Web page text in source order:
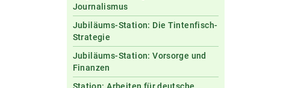
Journalismus
Jubiläums-Station: Die Tintenfisch-
Strategie
Jubiläums-Station: Vorsorge und
Finanzen